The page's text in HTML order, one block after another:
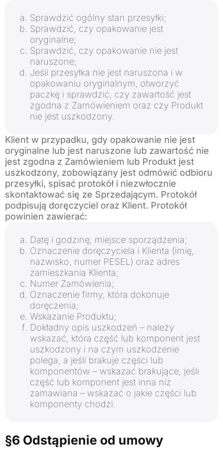
Sprawdzić ogólny stan przesyłki;
Sprawdzić, czy opakowanie jest
oryginalne;
Sprawdzić, czy opakowanie nie jest
naruszone;
Jeśli przesyłka nie jest naruszona i w
opakowaniu oryginalnym, otworzyć
paczkę i sprawdzić, czy zawartość jest
zgodna z Zamówieniem oraz czy Produkt
nie jest uszkodzony.
Klient w przypadku, gdy opakowanie nie jest
oryginalne lub jest naruszone lub zawartość nie
jest zgodna z Zamówieniem lub Produkt jest
uszkodzony, zobowiązany jest odmówić odbioru
przesyłki, spisać protokół i niezwłocznie
skontaktować się ze Sprzedającym. Protokół
podpisują doręczyciel oraz Klient. Protokół
powinien zawierać:
Datę i godzinę, miejsce sporządzenia;
Oznaczenie doręczyciela i Klienta (imię,
nazwisko, numer PESEL) oraz adres
zamieszkania Klienta;
Numer Zamówienia;
Oznaczenie firmy, która dokonuje
doręczenia;
Wskazanie Produktu;
Dokładny opis uszkodzeń – należy
wskazać, która część lub komponent jest
uszkodzony i na czym uszkodzenie
polega, a jeśli brakuje części lub
komponentów – wskazać brakujące, jeśli
część lub komponent jest inna niż
zamawiana – wskazać o jakie części lub
komponenty chodzi.
§6 Odstąpienie od umowy